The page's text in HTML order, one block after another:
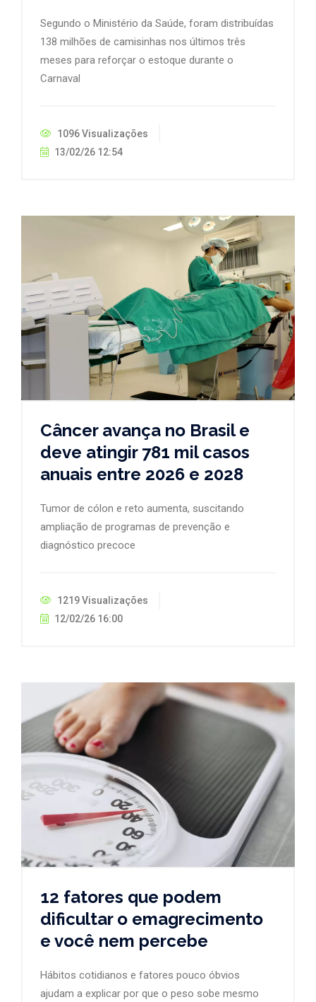
Segundo o Ministério da Saúde, foram distribuídas
138 milhões de camisinhas nos últimos três
meses para reforçar o estoque durante o
Carnaval
1096 Visualizações
13/02/26 12:54
Câncer avança no Brasil e
deve atingir 781 mil casos
anuais entre 2026 e 2028
Tumor de cólon e reto aumenta, suscitando
ampliação de programas de prevenção e
diagnóstico precoce
1219 Visualizações
12/02/26 16:00
12 fatores que podem
dificultar o emagrecimento
e você nem percebe
Hábitos cotidianos e fatores pouco óbvios
ajudam a explicar por que o peso sobe mesmo